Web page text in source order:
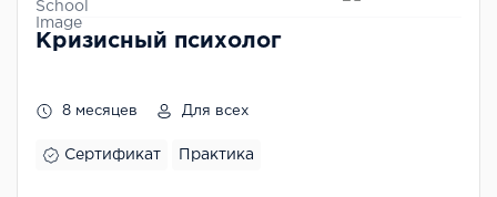
Кризисный психолог
8 месяцев Для всех
Сертификат Практика